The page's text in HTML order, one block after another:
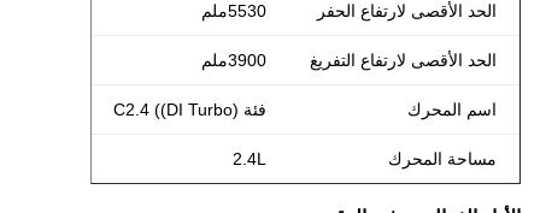
الحد الأقصى لارتفاع الحفر 5530ملم
الحد الأقصى لارتفاع التفريغ 3900ملم
اسم المحرك فئة C2.4 ((DI Turbo)
مساحة المحرك 2.4L